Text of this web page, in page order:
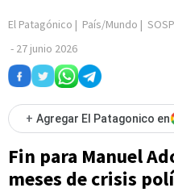
El Patagónico | País/Mundo |
- 27 junio 2026
+ Agregar El Patagonico en
Fin para Manuel
meses de crisis